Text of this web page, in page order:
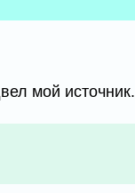
мой источник.